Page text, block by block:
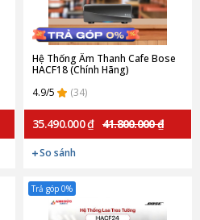
Hệ Thống Âm Thanh Cafe Bose
HACF18 (Chính Hãng)
4.9/5
(34)
35.490.000 ₫ 41.800.000 ₫
So sánh
Trả góp 0%